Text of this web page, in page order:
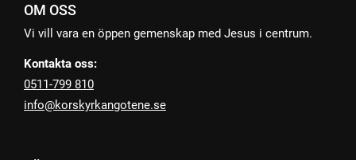
OM OSS
Vi vill vara en öppen gemenskap med Jesus i centrum.
Kontakta oss:
0511-799 810
info@korskyrkangotene.se